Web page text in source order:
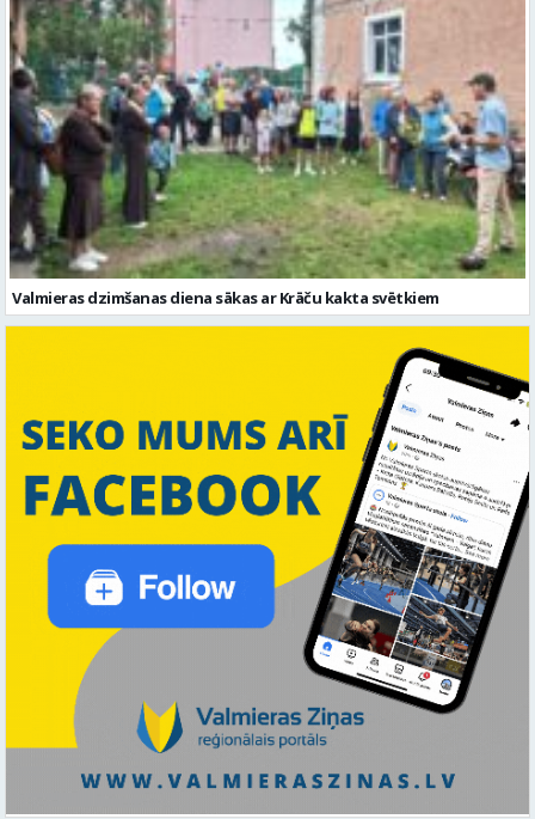
Valmieras dzimšanas diena sākas ar Krāču kakta svētkiem